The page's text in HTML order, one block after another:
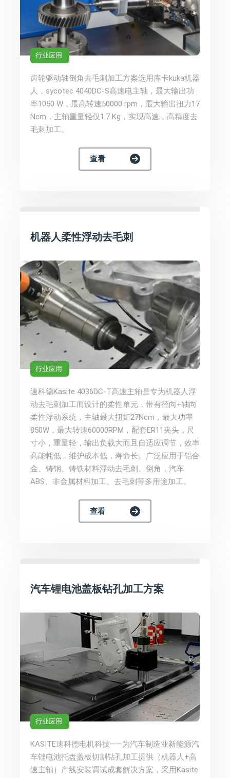
行业应用
齿轮驱动轴倒角去毛刺加工方案选用库卡kuka机器
人，sycotec 4040DC-S高速电主轴，最大输出功
率1050 W，最高转速50000 rpm，最大输出扭力17
Ncm，主轴重量轻仅1.7 Kg，实现高速，高精度去
毛刺加工。
查看
机器人柔性浮动去毛刺
行业应用
速科德Kasite 4036DC-T高速主轴是专为机器人浮
动去毛刺加工而设计的柔性单元，带有径向+轴向
柔性浮动系统，主轴最大扭矩27Ncm，最大功率
850W，最大转速60000RPM，配套ER11夹头，尺
寸小，重量轻，输出负载大而且自适应调节，效率
高能耗低，维护成本低，寿命长。广泛应用于铝合
金、铸钢、铸铁材料浮动去毛刺、倒角，汽车
ABS、非金属材料加工、去毛刺等多用途加工。
查看
汽车锂电池盖板钻孔加工方案
行业应用
KASITE速科德电机科技——为汽车制造业新能源汽
车锂电池托盘盖板切割钻孔加工提供（机器人+高
速主轴）产线安装调试成套解决方案，采用Kasite